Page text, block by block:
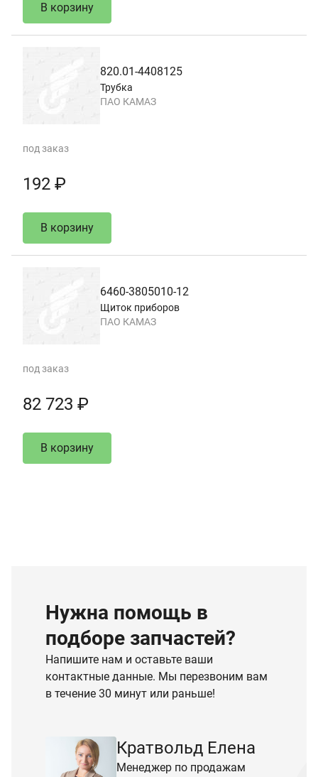
В корзину
820.01-4408125
Трубка
ПАО КАМАЗ
под заказ
192 ₽
В корзину
6460-3805010-12
Щиток приборов
ПАО КАМАЗ
под заказ
82 723 ₽
В корзину
Нужна помощь в
подборе запчастей?
Напишите нам и оставьте ваши
контактные данные. Мы перезвоним вам
в течение 30 минут или раньше!
Кратвольд Елена
Менеджер по продажам